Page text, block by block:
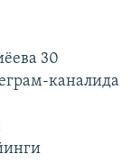
30
каналида